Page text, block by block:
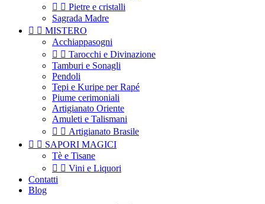
  Pietre e cristalli
Sagrada Madre
  MISTERO
Acchiappasogni
  Tarocchi e Divinazione
Tamburi e Sonagli
Pendoli
Tepi e Kuripe per Rapé
Piume cerimoniali
Artigianato Oriente
Amuleti e Talismani
  Artigianato Brasile
  SAPORI MAGICI
Tè e Tisane
  Vini e Liquori
Contatti
Blog